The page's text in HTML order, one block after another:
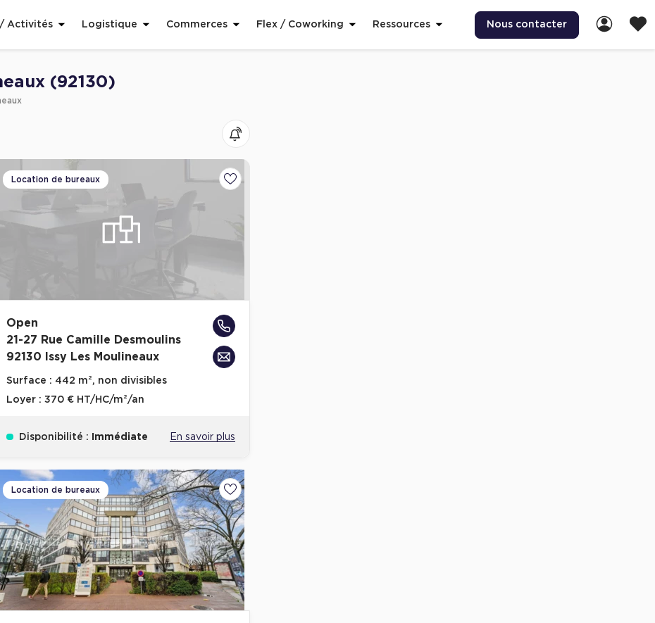
Activités Logistique Commerces Flex / Coworking Ressources Nous contacter
(92130)
favoris
Location de bureaux
Ajouter aux favoris
Open
21-27 Rue Camille Desmoulins
92130 Issy Les Moulineaux
Surface : 442 m², non divisibles
Loyer :370 € HT/HC/m²/an
Disponibilité : Immédiate En savoir plus
favoris
Location de bureaux
Ajouter aux favoris